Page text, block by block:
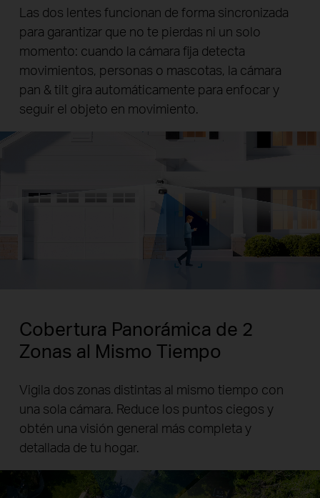
Las dos lentes funcionan de forma sincronizada
para garantizar que no te pierdas ni un solo
momento: cuando la cámara fija detecta
movimientos, personas o mascotas, la cámara
pan & tilt gira automáticamente para enfocar y
seguir el objeto en movimiento.
Pause
Pause
Cobertura Panorámica de 2
Zonas al Mismo Tiempo
Vigila dos zonas distintas al mismo tiempo con
una sola cámara. Reduce los puntos ciegos y
obtén una visión general más completa y
detallada de tu hogar.